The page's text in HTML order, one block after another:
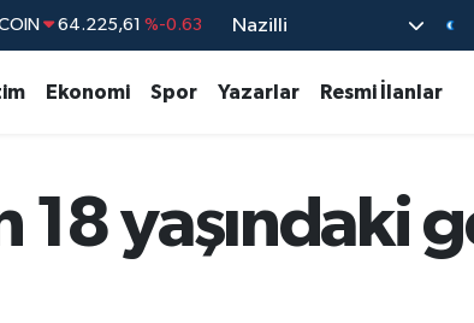
EURO 55,0406 %-0.08
BİST100 13.799 %70
Nazilli
Ekonomi Spor Yazarlar Resmi İlanlar
yaşındaki